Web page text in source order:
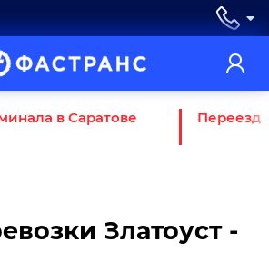
в Саратове Переезд
Златоуст -